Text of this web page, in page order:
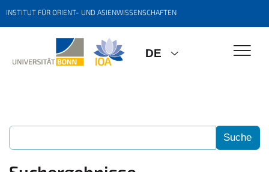
INSTITUT FÜR ORIENT- UND ASIENWISSENSCHAFTEN
DE